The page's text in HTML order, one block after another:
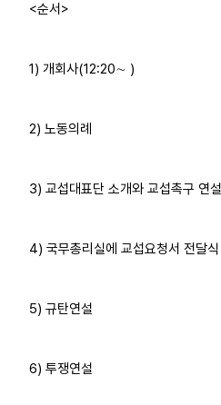
<순서>
1) 개회사(12:20∼ )
2) 노동의례
3) 교섭대표단 소개와 교섭촉구 연
4) 국무총리실에 교섭요청서 전달
5) 규탄연설
6) 투쟁연설